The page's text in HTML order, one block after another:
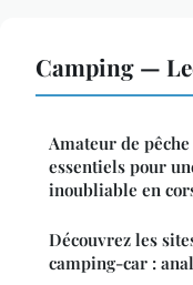
Camping —
Amateur de
essentiels pour
inoubliable en
Découvrez les
camping-car :